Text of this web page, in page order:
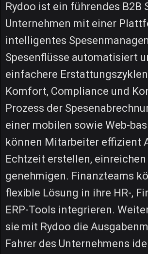
Rydoo ist ein führendes B2B
Unternehmen mit einer
intelligentes
Spesenflüsse automatisiert
einfachere
Komfort, Compliance und
Prozess der
einer mobilen sowie Web-
können Mitarbeiter effizient
Echtzeit erstellen, einreichen
genehmigen. Finanzteams
flexible Lösung in ihre HR-,
ERP-Tools integrieren.
sie mit Rydoo die
Fahrer des Unternehmens